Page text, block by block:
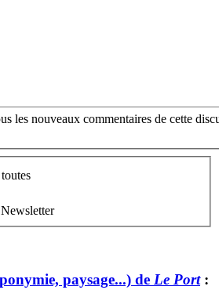
les nouveaux commentaires de cette
paysage...) de Le Port: